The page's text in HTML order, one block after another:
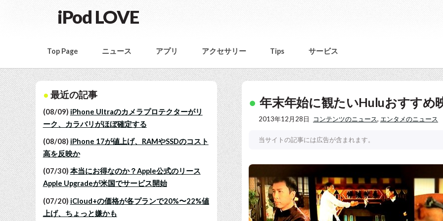
iPod LOVE
Top Page ニュース アプリ アクセサリー Tips サービス
最近の記事
(08/09) iPhone Ultraのカメラプロテクターがリ
ーク、カラバリがほぼ確定する
(08/08) iPhone 17が値上げ、RAMやSSDのコスト
高を反映か
(07/30) 本当にお得なのか？Apple公式のリース
Apple Upgradeが米国でサービス開始
(07/20) iCloud+の価格が各プランで20%〜22%値
上げ、ちょっと嫌かも
年末年始に観たいHuluおすすめ
2013年12月28日 コンテンツのニュース, エンタメのニュース
当サイトの記事には広告が含まれます。